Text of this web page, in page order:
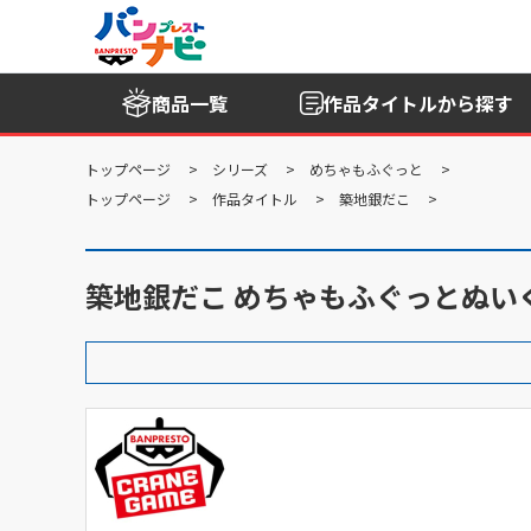
商品一覧 作品タイトルから探す
トップページ シリーズ
めちゃもふぐっと
トップページ
作品タイトル 築地銀だこ
築地銀だこ めちゃもふぐっとぬ